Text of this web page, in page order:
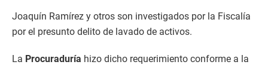
Joaquín Ramírez y otros son investigados por la Fiscalía
por el presunto delito de lavado de activos.
La Procuraduría hizo dicho requerimiento conforme a la